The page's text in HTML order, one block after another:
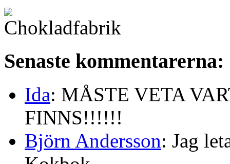
Senaste kommentarerna:
Ida: MÅSTE VETA
FINNS!!!!!!
Björn Andersson: Jag